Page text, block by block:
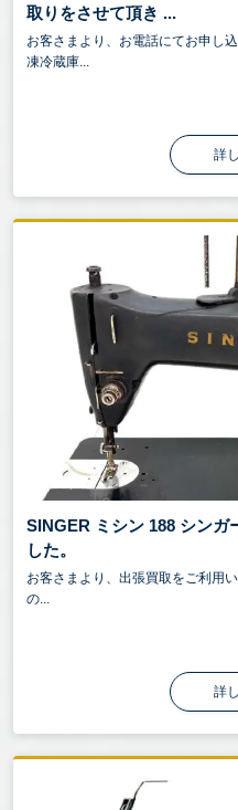
取りをさせて頂き ...
お客さまより、お電話にてお申し
凍冷蔵庫...
詳
SINGER ミシン 188 シンガ
した。
お客さまより、出張買取をご利用
の...
詳